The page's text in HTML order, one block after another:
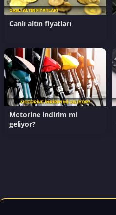
Canlı altın fiyatları
Motorine indirim mi
geliyor?